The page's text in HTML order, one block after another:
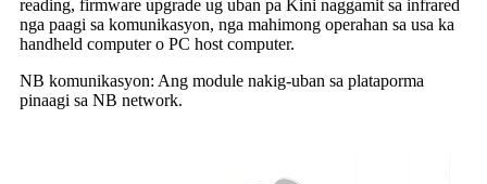
reading, firmware upgrade ug uban pa Kini naggamit sa infrared
nga paagi sa komunikasyon, nga mahimong operahan sa usa ka
handheld computer o PC host computer.
NB komunikasyon: Ang module nakig-uban sa plataporma
pinaagi sa NB network.